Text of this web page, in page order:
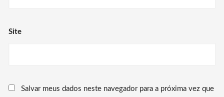
Site
Salvar meus dados neste navegador para a próxima vez que